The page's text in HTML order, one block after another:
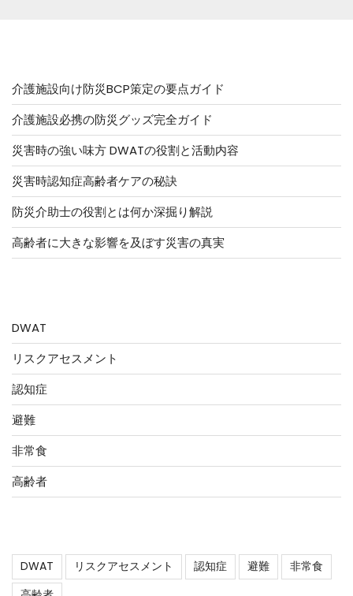
介護施設向け防災BCP策定の要点ガイド
介護施設必携の防災グッズ完全ガイド
災害時の強い味方 DWATの役割と活動内容
災害時認知症高齢者ケアの秘訣
防災介助士の役割とは何か深掘り解説
高齢者に大きな影響を及ぼす災害の真実
DWAT
リスクアセスメント
認知症
避難
非常食
高齢者
DWAT リスクアセスメント 認知症 避難
非常食